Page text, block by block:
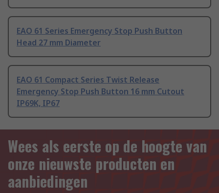
EAO 61 Series Emergency Stop Push Button
Head 27 mm Diameter
EAO 61 Compact Series Twist Release
Emergency Stop Push Button 16 mm Cutout
IP69K, IP67
Wees als eerste op de hoogte van
onze nieuwste producten en
aanbiedingen